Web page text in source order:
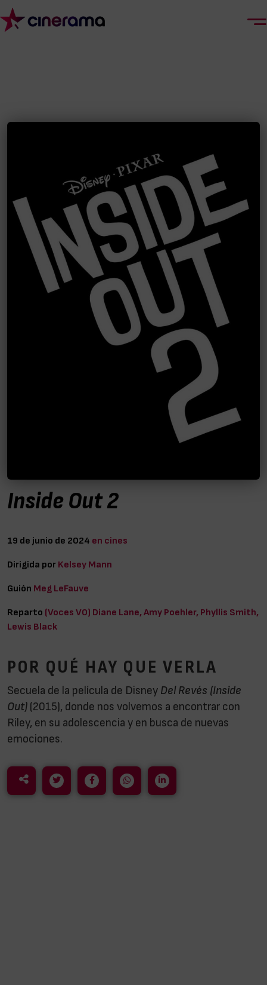
Inside Out 2
19 de junio de 2024 en cines
Dirigida por Kelsey Mann
Guión Meg LeFauve
Reparto (Voces VO) Diane Lane, Amy Poehler, Phyllis Smith,
Lewis Black
POR QUÉ HAY QUE VERLA
Secuela de la película de Disney Del Revés (Inside
Out) (2015), donde nos volvemos a encontrar con
Riley, en su adolescencia y en busca de nuevas
emociones.